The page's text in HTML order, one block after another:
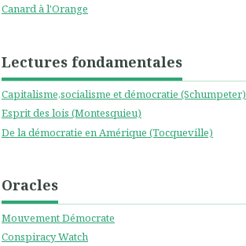
Canard à l'Orange
Lectures fondamentales
Capitalisme,socialisme et démocratie (Schumpeter)
Esprit des lois (Montesquieu)
De la démocratie en Amérique (Tocqueville)
Oracles
Mouvement Démocrate
Conspiracy Watch